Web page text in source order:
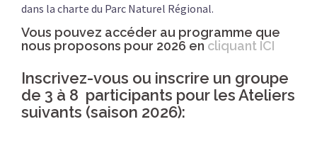
dans la charte du Parc Naturel Régional.
Vous pouvez accéder au programme que
nous proposons pour 2026 en cliquant ICI
Inscrivez-vous ou inscrire un groupe
de 3 à 8 participants pour les Ateliers
suivants (saison 2026):